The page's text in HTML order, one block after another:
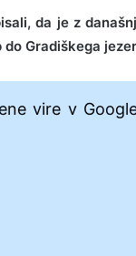
da je z
Gradiškega
vire v